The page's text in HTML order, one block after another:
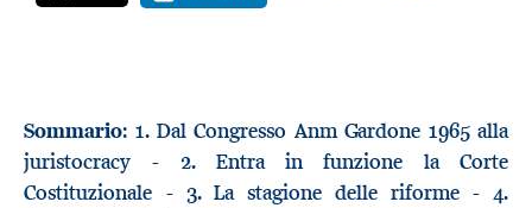
Sommario: 1. Dal Congresso Anm Gardone 1965 alla
juristocracy - 2. Entra in funzione la Corte
Costituzionale - 3. La stagione delle riforme - 4.